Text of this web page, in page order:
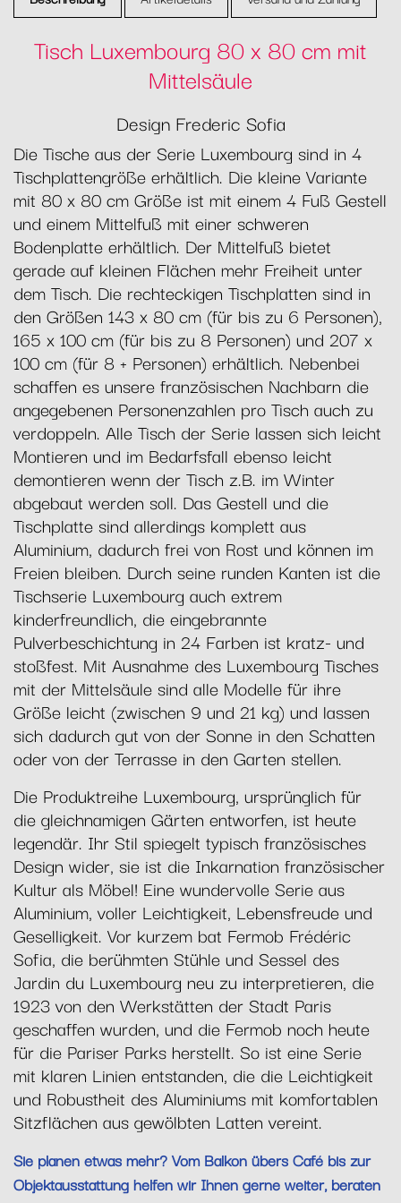
Tisch Luxembourg 80 x 80 cm mit
Mittelsäule
Design Frederic Sofia
Die Tische aus der Serie Luxembourg sind in 4
Tischplattengröße erhältlich. Die kleine Variante
mit 80 x 80 cm Größe ist mit einem 4 Fuß Gestell
und einem Mittelfuß mit einer schweren
Bodenplatte erhältlich. Der Mittelfuß bietet
gerade auf kleinen Flächen mehr Freiheit unter
dem Tisch. Die rechteckigen Tischplatten sind in
den Größen 143 x 80 cm (für bis zu 6 Personen),
165 x 100 cm (für bis zu 8 Personen) und 207 x
100 cm (für 8 + Personen) erhältlich. Nebenbei
schaffen es unsere französischen Nachbarn die
angegebenen Personenzahlen pro Tisch auch zu
verdoppeln. Alle Tisch der Serie lassen sich leicht
Montieren und im Bedarfsfall ebenso leicht
demontieren wenn der Tisch z.B. im Winter
abgebaut werden soll. Das Gestell und die
Tischplatte sind allerdings komplett aus
Aluminium, dadurch frei von Rost und können im
Freien bleiben. Durch seine runden Kanten ist die
Tischserie Luxembourg auch extrem
kinderfreundlich, die eingebrannte
Pulverbeschichtung in 24 Farben ist kratz- und
stoßfest. Mit Ausnahme des Luxembourg Tisches
mit der Mittelsäule sind alle Modelle für ihre
Größe leicht (zwischen 9 und 21 kg) und lassen
sich dadurch gut von der Sonne in den Schatten
oder von der Terrasse in den Garten stellen.
Die Produktreihe Luxembourg, ursprünglich für
die gleichnamigen Gärten entworfen, ist heute
legendär. Ihr Stil spiegelt typisch französisches
Design wider, sie ist die Inkarnation französischer
Kultur als Möbel! Eine wundervolle Serie aus
Aluminium, voller Leichtigkeit, Lebensfreude und
Geselligkeit. Vor kurzem bat Fermob Frédéric
Sofia, die berühmten Stühle und Sessel des
Jardin du Luxembourg neu zu interpretieren, die
1923 von den Werkstätten der Stadt Paris
geschaffen wurden, und die Fermob noch heute
für die Pariser Parks herstellt. So ist eine Serie
mit klaren Linien entstanden, die die Leichtigkeit
und Robustheit des Aluminiums mit komfortablen
Sitzflächen aus gewölbten Latten vereint.
Sie planen etwas mehr? Vom Balkon übers Café bis zur
Objektausstattung helfen wir Ihnen gerne weiter, beraten